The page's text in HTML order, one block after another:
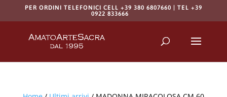
PER ORDINI TELEFONICI CELL +39 380 6807660 | TEL +39
0922 833666